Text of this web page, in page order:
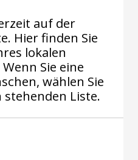
auf der
Hier finden Sie
lokalen
Sie eine
wählen Sie
Liste.